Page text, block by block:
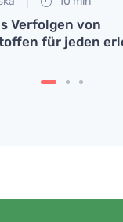
Verfolgen von
für jeden